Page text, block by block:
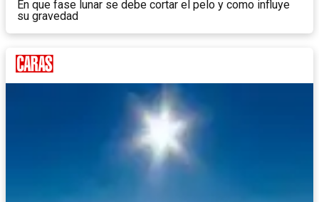
En que fase lunar se debe cortar el pelo y como influye
su gravedad